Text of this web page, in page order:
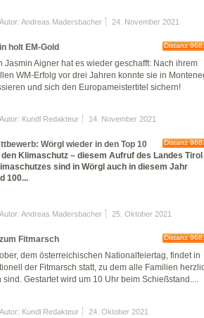
Autor: Andreas Madersbacher 24. November 2021
holt EM-Gold Distanz
Jasmin Aigner hat es wieder geschafft: Nach ihrem
WM-Erfolg vor drei Jahren konnte sie in
und sich den Europameistertitel sichern!
Autor: Kundl Redakteur 14. November 2021
Wörgl wieder in den Top 10 Distanz
den Klimaschutz – diesem Aufruf des Landes Tirol
sind in Wörgl auch in diesem Jahr
100...
Autor: Andreas Madersbacher 25. Oktober 2021
Fitmarsch Distanz
dem österreichischen Nationalfeiertag, findet in
der Fitmarsch statt, zu dem alle Familien
Gestartet wird um 10 Uhr beim Schießstand....
Autor: Kundl Redakteur 24. Oktober 2021